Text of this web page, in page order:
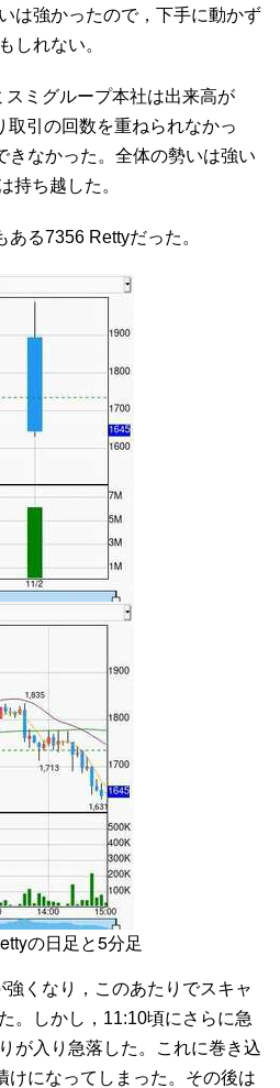
は強かったので，下手に動かず
しれない。
ミグループ本社は出来高が
引の回数を重ねられなかっ
きなかった。全体の勢いは強い
持ち越した。
る7356 Rettyだった。
の日足と5分足
くなり，このあたりでスキャ
。しかし，11:10頃にさらに急
が入り急落した。これに巻き込
けになってしまった。その後は